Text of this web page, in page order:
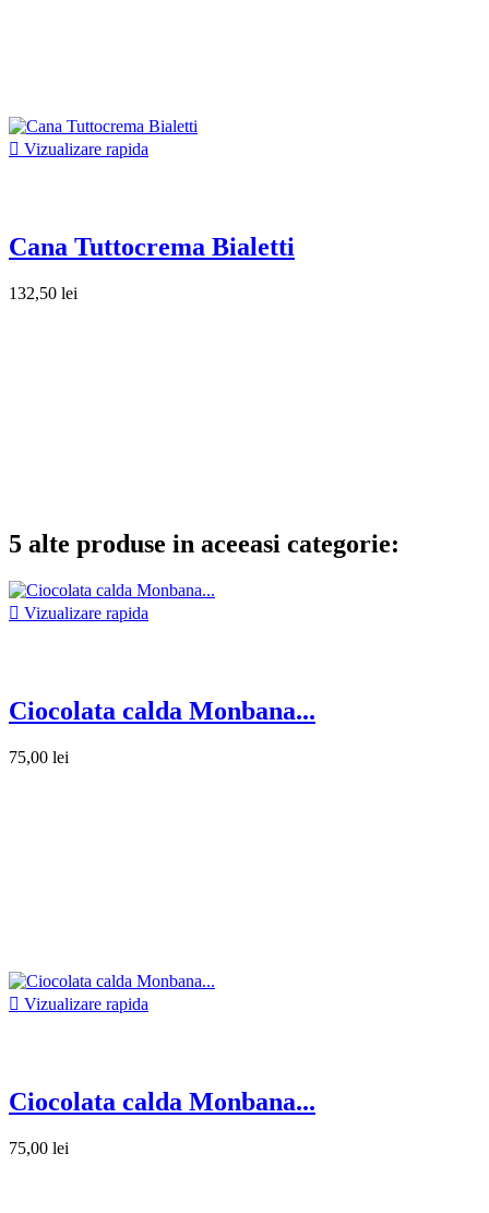
 Vizualizare rapida
Cana Tuttocrema Bialetti
132,50 lei
5 alte produse in aceeasi categorie:
 Vizualizare rapida
Ciocolata calda Monbana...
75,00 lei
 Vizualizare rapida
Ciocolata calda Monbana...
75,00 lei